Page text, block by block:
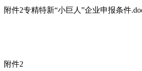
附件2专精特新“小巨人”企业申报条件
附件2